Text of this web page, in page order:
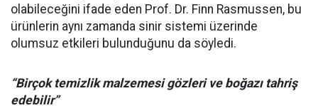
olabileceğini ifade eden Prof. Dr. Finn Rasmussen, bu
ürünlerin aynı zamanda sinir sistemi üzerinde
olumsuz etkileri bulunduğunu da söyledi.
“Birçok temizlik malzemesi gözleri ve boğazı tahriş
edebilir”